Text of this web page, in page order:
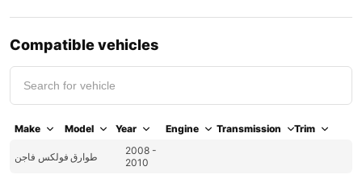
Compatible vehicles
Make Model Year Engine Transmission Trim
فولكس فاجن طوارق
2008 -
2010